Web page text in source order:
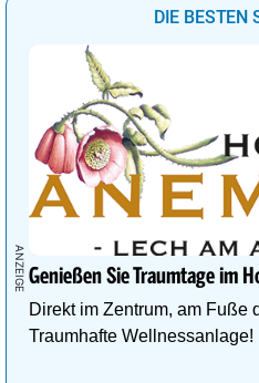
DIE BESTEN
Genießen Sie Traumtage im
Direkt im Zentrum, am Fuße
Traumhafte Wellnessanlage!